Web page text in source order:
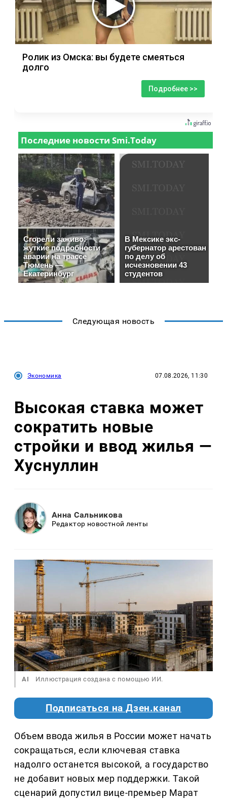
Ролик из Омска: вы будете смеяться
долго
Подробнее >>
Следующая новость
Экономика 07.08.2026, 11:30
Высокая ставка может
сократить новые
стройки и ввод жилья —
Хуснуллин
Анна Сальникова
Редактор новостной ленты
AI Иллюстрация создана с помощью ИИ.
Подписаться на Дзен.канал
Объем ввода жилья в России может начать
сокращаться, если ключевая ставка
надолго останется высокой, а государство
не добавит новых мер поддержки. Такой
сценарий допустил вице-премьер Марат